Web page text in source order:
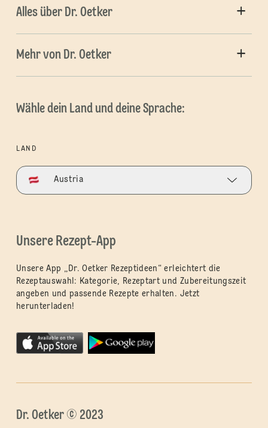
Alles über Dr. Oetker
Mehr von Dr. Oetker
Wähle dein Land und deine Sprache:
LAND
Austria
Unsere Rezept-App
Unsere App „Dr. Oetker Rezeptideen“ erleichtert die
Rezeptauswahl: Kategorie, Rezeptart und Zubereitungszeit
angeben und passende Rezepte erhalten. Jetzt
herunterladen!
Dr. Oetker © 2023